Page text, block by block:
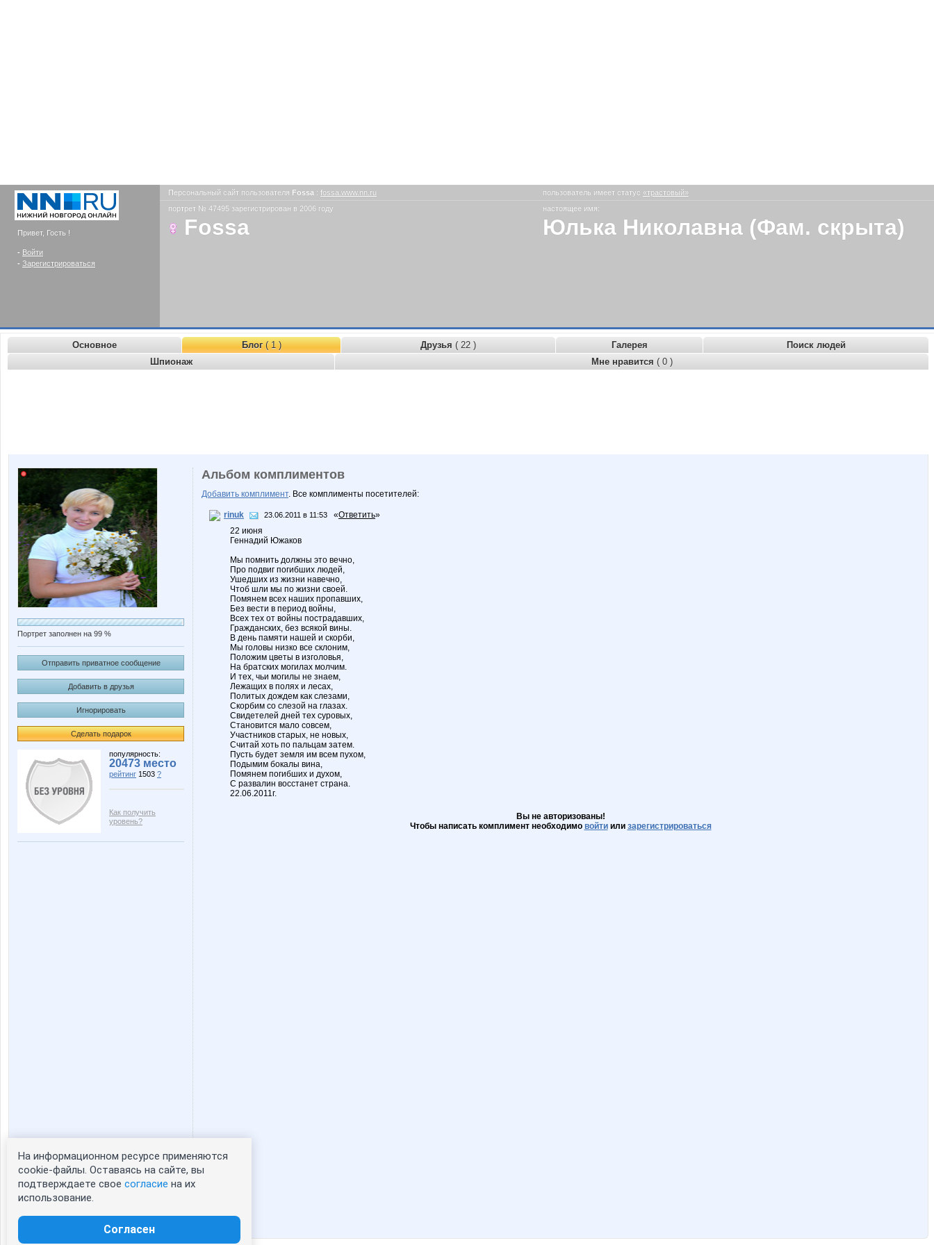
Привет, Гость !
- Войти
- Зарегистрироваться
Персональный сайт пользователя Fossa : fossa.www.nn.ru пользователь имеет статус «трастовый»
портрет № 47495 зарегистрирован в 2006 году
Fossa
настоящее имя:
Юлька Николавна (Фам. скрыта)
Основное Блог( 1 ) Друзья ( 22 ) Галерея
Поиск людей
Шпионаж
Мне нравится ( 0 )
Портрет заполнен на 99 %
Отправить приватное сообщение
Добавить в друзья
Игнорировать
Сделать подарок
популярность:
20473 место
рейтинг 1503 ?
Как получить
уровень?
Статистика портрета:
сейчас просматривают портрет - 0
зарегистрированные пользователи
Альбом комплиментов
Добавить комплимент. Все комплименты посетителей:
rinuk 23.06.2011 в 11:53 «Ответить»
22 июня
Геннадий Южаков
Мы помнить должны это вечно,
Про подвиг погибших людей,
Ушедших из жизни навечно,
Чтоб шли мы по жизни своей.
Помянем всех наших пропавших,
Без вести в период войны,
Всех тех от войны пострадавших,
Гражданских, без всякой вины.
В день памяти нашей и скорби,
Мы головы низко все склоним,
Положим цветы в изголовья,
На братских могилах молчим.
И тех, чьи могилы не знаем,
Лежащих в полях и лесах,
Политых дождем как слезами,
Скорбим со слезой на глазах.
Свидетелей дней тех суровых,
Становится мало совсем,
Участников старых, не новых,
Считай хоть по пальцам затем.
Пусть будет земля им всем пухом,
Подымим бокалы вина,
Помянем погибших и духом,
С развалин восстанет страна.
22.06.2011г.
Вы не авторизованы!
Чтобы написать комплимент необходимо войтиили зарегистрироваться
На информационном ресурсе применяются
cookie-файлы. Оставаясь на сайте, вы
подтверждаете свое согласие на их
использование.
Согласен